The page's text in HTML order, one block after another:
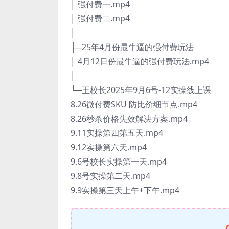
│ 强付费一.mp4
│ 强付费二.mp4
├─25年4月份最牛逼的强付费玩法
│ 4月12日份最牛逼的强付费玩法.mp4
└─王校长2025年9月6号-12实操线上课
8.26微付费SKU 防比价细节点.mp4
8.26秒杀价格失效解决方案.mp4
9.11实操第四第五天.mp4
9.12实操第六天.mp4
9.6号校长实操第一天.mp4
9.8号实操第二天.mp4
9.9实操第三天上午+下午.mp4